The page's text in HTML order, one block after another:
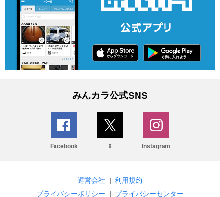
みんカラ公式SNS
Facebook X Instagram
運営会社 | 利用規約
プライバシーポリシー
| プライバシーセンター